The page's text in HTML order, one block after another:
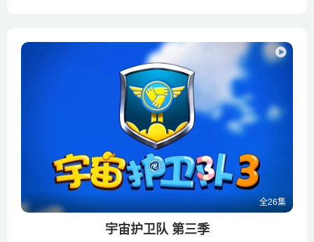
全26集
宇宙护卫队 第三季